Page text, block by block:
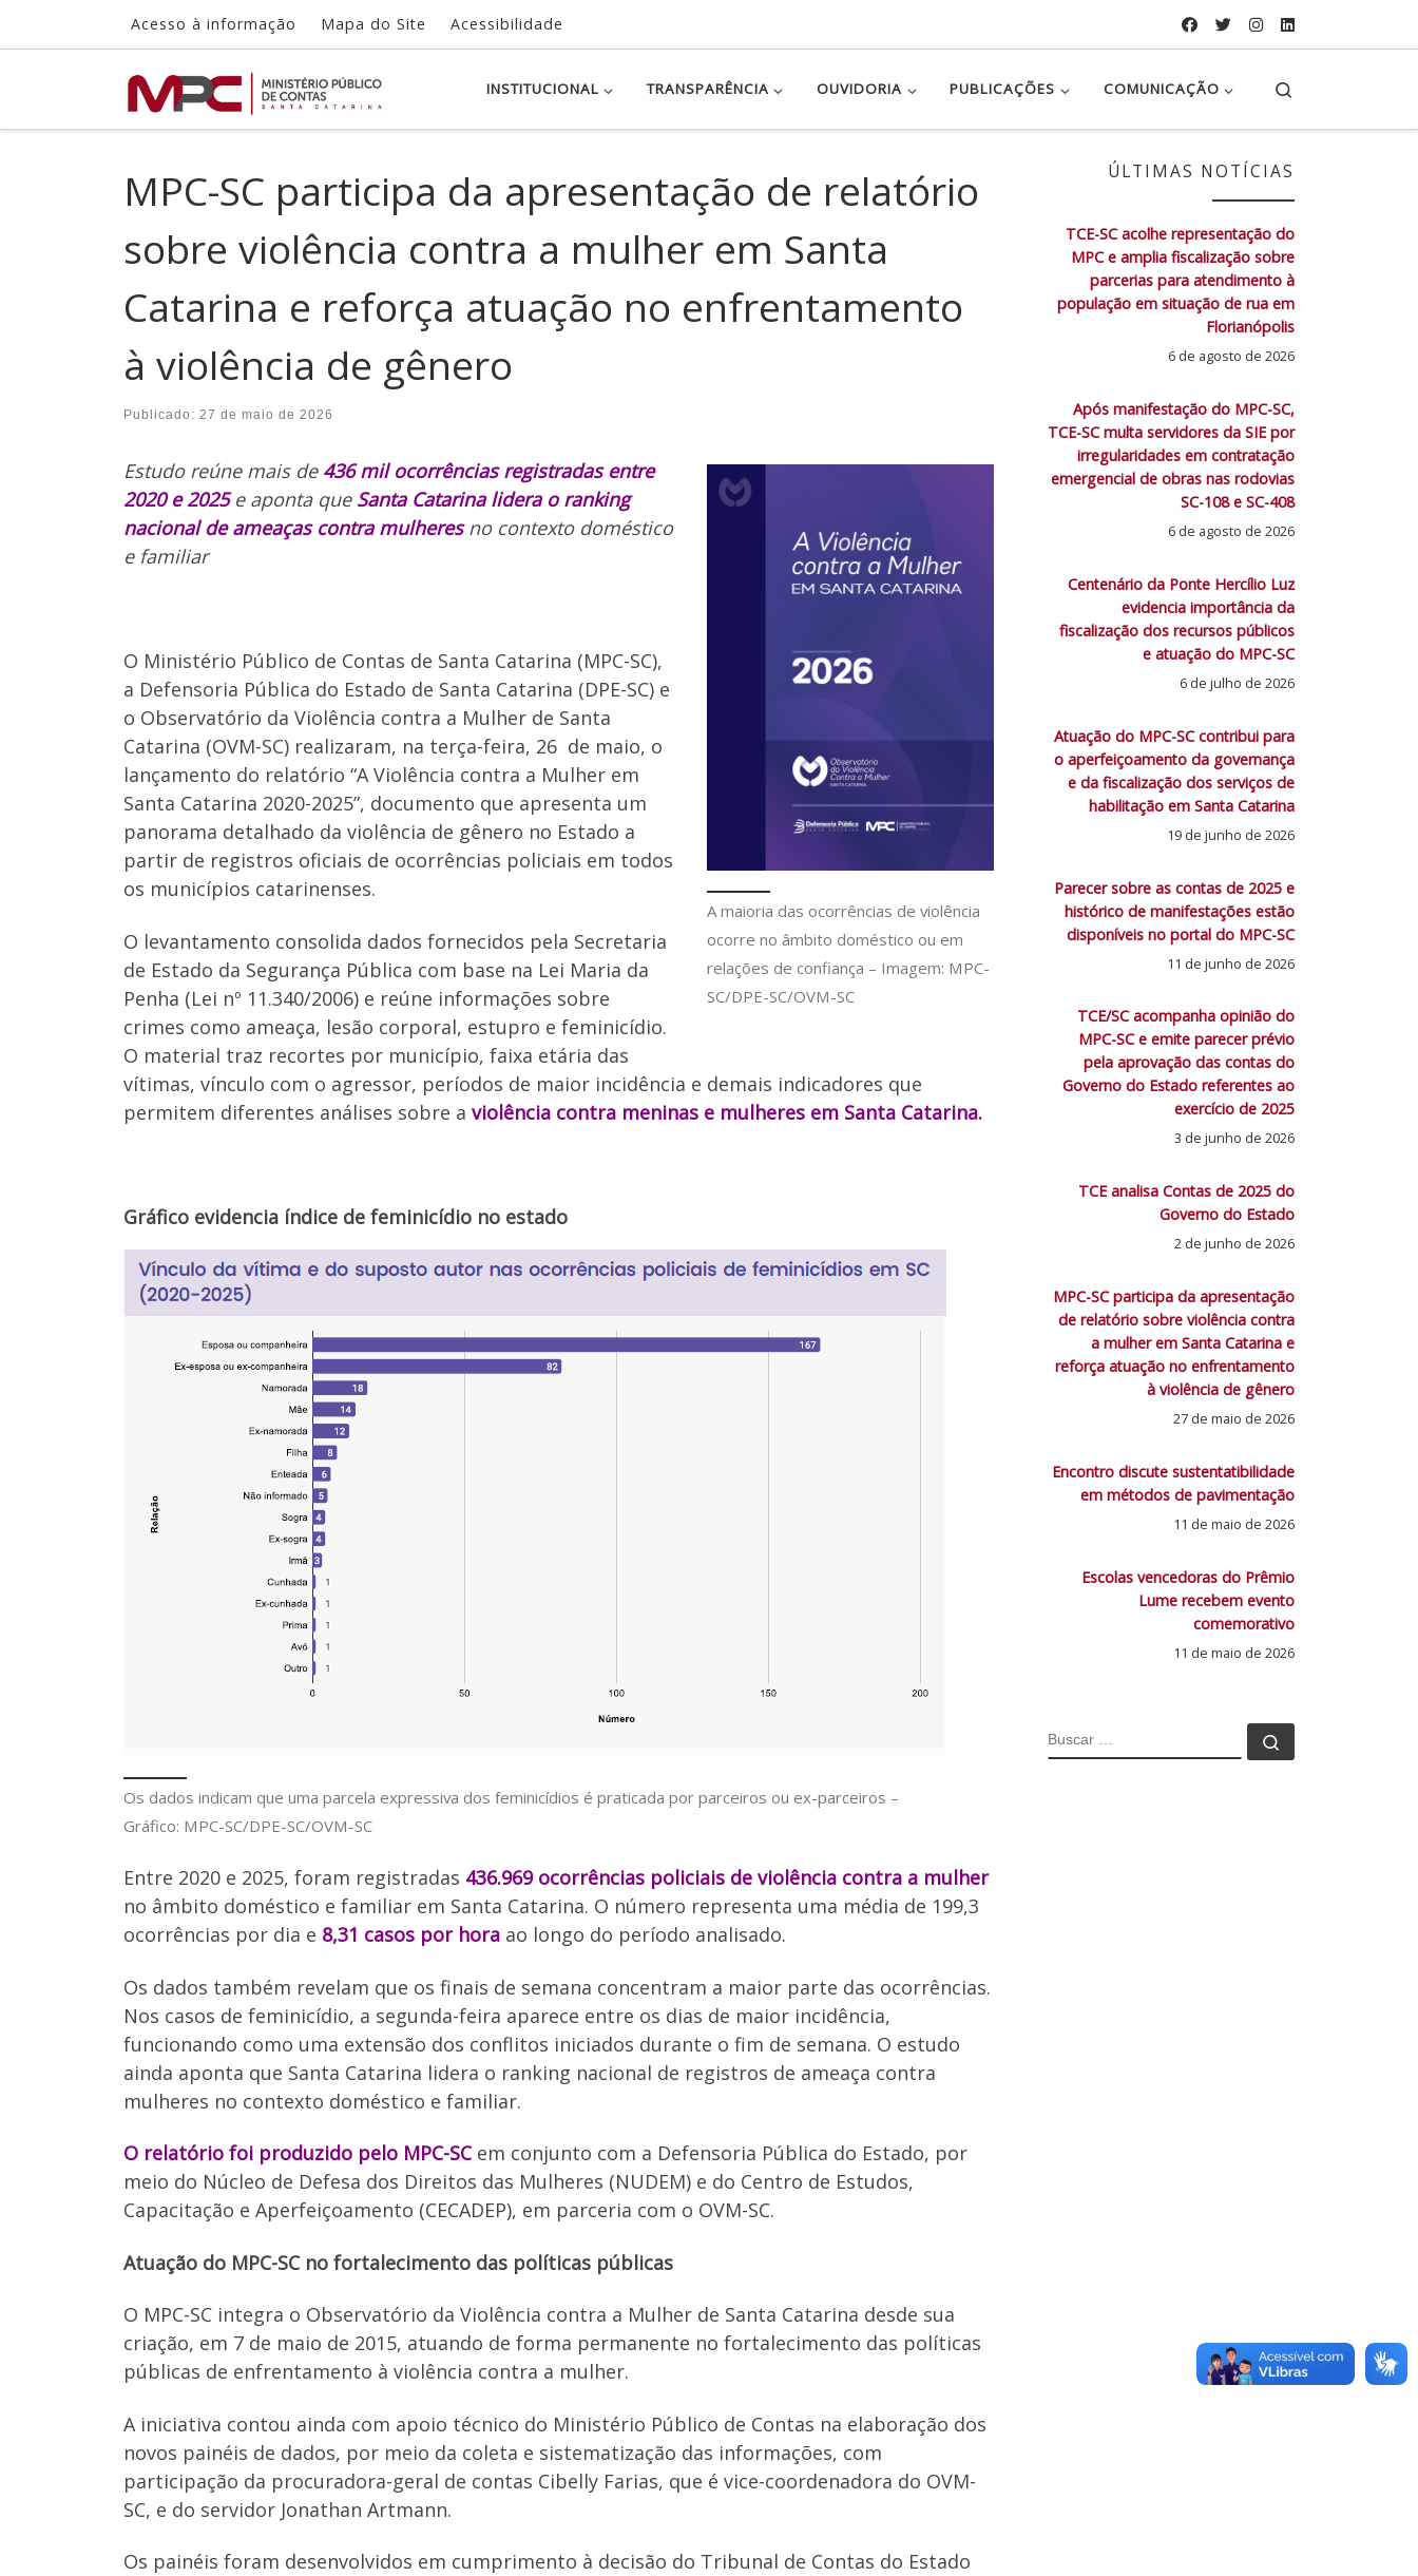
Skip to contentAcesso à informação Mapa do Site Acessibilidade
INSTITUCIONAL TRANSPARÊNCIA OUVIDORIA PUBLICAÇÕES COMUNICAÇÃO
MPC-SC participa da apresentação de relatório
sobre violência contra a mulher em Santa
Catarina e reforça atuação no enfrentamento
à violência de gênero
Publicado: 27 de maio de 2026
A maioria das ocorrências de violência
ocorre no âmbito doméstico ou em
relações de confiança – Imagem: MPC-
SC/DPE-SC/OVM-SC
Estudo reúne mais de 436 mil ocorrências registradas entre
2020 e 2025e aponta queSanta Catarina lidera o ranking
nacional de ameaças contra mulheresno contexto doméstico
e familiar
O Ministério Público de Contas de Santa Catarina (MPC-SC),
a Defensoria Pública do Estado de Santa Catarina (DPE-SC) e
o Observatório da Violência contra a Mulher de Santa
Catarina (OVM-SC) realizaram, na terça-feira, 26 de maio, o
lançamento do relatório “A Violência contra a Mulher em
Santa Catarina 2020-2025”, documento que apresenta um
panorama detalhado da violência de gênero no Estado a
partir de registros oficiais de ocorrências policiais em todos
os municípios catarinenses.
O levantamento consolida dados fornecidos pela Secretaria
de Estado da Segurança Pública com base na Lei Maria da
Penha (Lei nº 11.340/2006) e reúne informações sobre
crimes como ameaça, lesão corporal, estupro e feminicídio.
O material traz recortes por município, faixa etária das
vítimas, vínculo com o agressor, períodos de maior incidência e demais indicadores que
permitem diferentes análises sobre a violência contra meninas e mulheres em Santa Catarina.
Gráfico evidencia índice de feminicídio no estado
Os dados indicam que uma parcela expressiva dos feminicídios é praticada por parceiros ou ex-parceiros –
Gráfico: MPC-SC/DPE-SC/OVM-SC
Entre 2020 e 2025, foram registradas 436.969 ocorrências policiais de violência contra a mulher
no âmbito doméstico e familiar em Santa Catarina. O número representa uma média de 199,3
ocorrências por dia e 8,31 casos por hora ao longo do período analisado.
Os dados também revelam que os finais de semana concentram a maior parte das ocorrências.
Nos casos de feminicídio, a segunda-feira aparece entre os dias de maior incidência,
funcionando como uma extensão dos conflitos iniciados durante o fim de semana. O estudo
ainda aponta que Santa Catarina lidera o ranking nacional de registros de ameaça contra
mulheres no contexto doméstico e familiar.
O relatório foi produzido pelo MPC-SCem conjunto com a Defensoria Pública do Estado, por
meio do Núcleo de Defesa dos Direitos das Mulheres (NUDEM) e do Centro de Estudos,
Capacitação e Aperfeiçoamento (CECADEP), em parceria com o OVM-SC.
Atuação do MPC-SC no fortalecimento das políticas públicas
O MPC-SC integra o Observatório da Violência contra a Mulher de Santa Catarina desde sua
criação, em 7 de maio de 2015, atuando de forma permanente no fortalecimento das políticas
públicas de enfrentamento à violência contra a mulher.
A iniciativa contou ainda com apoio técnico do Ministério Público de Contas na elaboração dos
novos painéis de dados, por meio da coleta e sistematização das informações, com
participação da procuradora-geral de contas Cibelly Farias, que é vice-coordenadora do OVM-
SC, e do servidor Jonathan Artmann.
Os painéis foram desenvolvidos em cumprimento à decisão do Tribunal de Contas do Estado
ÚLTIMAS NOTÍCIAS
TCE-SC acolhe representação do
MPC e amplia fiscalização sobre
parcerias para atendimento à
população em situação de rua em
Florianópolis
6 de agosto de 2026
Após manifestação do MPC-SC,
TCE-SC multa servidores da SIE por
irregularidades em contratação
emergencial de obras nas rodovias
SC-108 e SC-408
6 de agosto de 2026
Centenário da Ponte Hercílio Luz
evidencia importância da
fiscalização dos recursos públicos
e atuação do MPC-SC
6 de julho de 2026
Atuação do MPC-SC contribui para
o aperfeiçoamento da governança
e da fiscalização dos serviços de
habilitação em Santa Catarina
19 de junho de 2026
Parecer sobre as contas de 2025 e
histórico de manifestações estão
disponíveis no portal do MPC-SC
11 de junho de 2026
TCE/SC acompanha opinião do
MPC-SC e emite parecer prévio
pela aprovação das contas do
Governo do Estado referentes ao
exercício de 2025
3 de junho de 2026
TCE analisa Contas de 2025 do
Governo do Estado
2 de junho de 2026
MPC-SC participa da apresentação
de relatório sobre violência contra
a mulher em Santa Catarina e
reforça atuação no enfrentamento
à violência de gênero
27 de maio de 2026
Encontro discute sustentatibilidade
em métodos de pavimentação
11 de maio de 2026
Escolas vencedoras do Prêmio
Lume recebem evento
comemorativo
11 de maio de 2026
BUSCAR